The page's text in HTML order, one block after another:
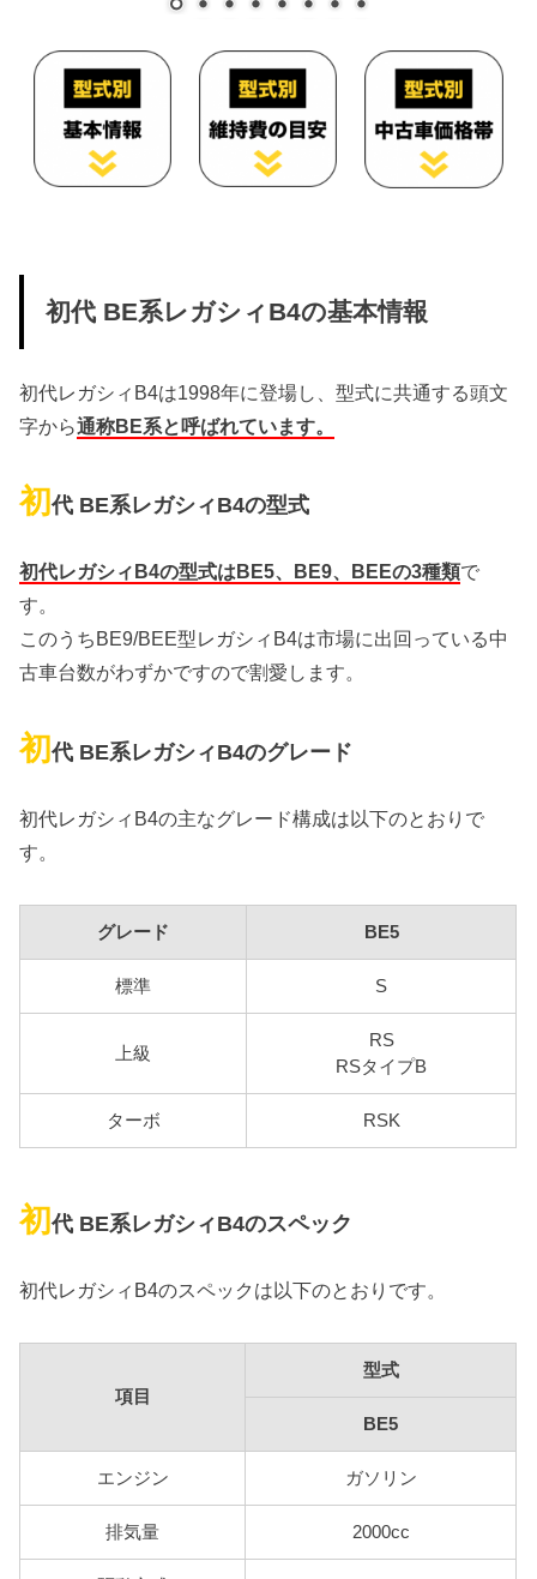
初代 BE系レガシィB4の基本情報
初代レガシィB4は1998年に登場し、型式に共通する頭文
字から通称BE系と呼ばれています。
初代 BE系レガシィB4の型式
初代レガシィB4の型式はBE5、BE9、BEEの3種類で
す。
このうちBE9/BEE型レガシィB4は市場に出回っている中
古車台数がわずかですので割愛します。
初代 BE系レガシィB4のグレード
初代レガシィB4の主なグレード構成は以下のとおりで
す。
グレード BE5
標準 S
上級
RS
RSタイプB
ターボ RSK
初代 BE系レガシィB4のスペック
初代レガシィB4のスペックは以下のとおりです。
項目
型式
BE5
エンジン ガソリン
排気量 2000cc